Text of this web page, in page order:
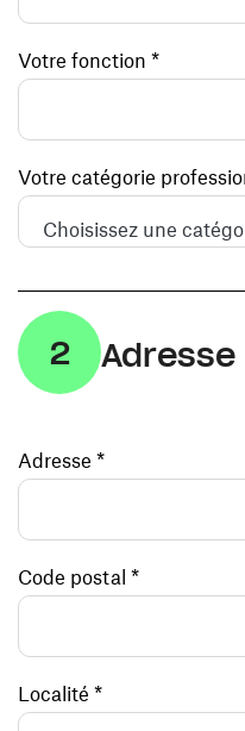
Votre fonction *
Choisissez une
2 Adresse
Adresse *
Code postal *
Localité *